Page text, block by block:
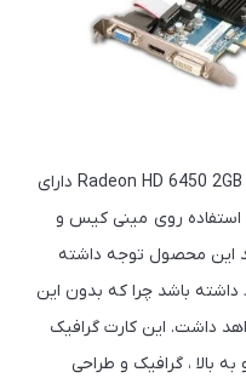
کارت گرافیک سافایر Radeon HD 6450 2GB D3 Graphics Card دارای
و برای استفاده روی مینی کیس و
این محصول توجه داشته
باشد چرا که بدون این
داشت. این کارت گرافیک
بالا ، گرافیک و طراحی